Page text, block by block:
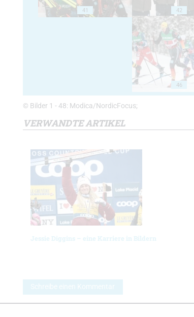
41 42
46
© Bilder 1 - 48: Modica/NordicFocus;
VERWANDTE ARTIKEL
Jessie Diggins – eine Karriere in Bildern
Schreibe einen Kommentar